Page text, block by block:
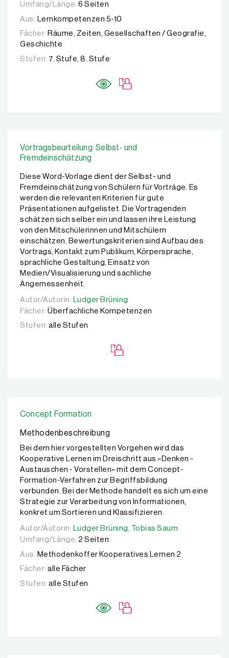
Umfang/Länge: 6 Seiten
Aus:
Lernkompetenzen 5-10
Fächer: Räume, Zeiten, Gesellschaften / Geografie,
Geschichte
Stufen: 7. Stufe, 8. Stufe
Vortragsbeurteilung: Selbst- und
Fremdeinschätzung
Diese Word-Vorlage dient der Selbst- und
Fremdeinschätzung von Schülern für Vorträge. Es
werden die relevanten Kriterien für gute
Präsentationen aufgelistet. Die Vortragenden
schätzen sich selber ein und lassen ihre Leistung
von den Mitschülerinnen und Mitschülern
einschätzen. Bewertungskriterien sind Aufbau des
Vortrags, Kontakt zum Publikum, Körpersprache,
sprachliche Gestaltung, Einsatz von
Medien/Visualisierung und sachliche
Angemessenheit.
Autor/Autorin: Ludger Brüning
Autor/Autorin:
Ludger Brüning
Fächer: Überfachliche Kompetenzen
Stufen: alle Stufen
Concept Formation
Methodenbeschreibung
Bei dem hier vorgestellten Vorgehen wird das
Kooperative Lernen im Dreischritt aus «Denken -
Austauschen - Vorstellen» mit dem Concept-
Formation-Verfahren zur Begriffsbildung
verbunden. Bei der Methode handelt es sich um eine
Strategie zur Verarbeitung von Informationen,
konkret um Sortieren und Klassifizieren.
Autor/Autorin: Ludger Brüning, Tobias Saum
Autor/Autorin: Ludger Brüning,
Tobias Saum
Umfang/Länge: 2 Seiten
Aus: Methodenkoffer Kooperatives Lernen 2
Fächer: alle Fächer
Stufen: alle Stufen